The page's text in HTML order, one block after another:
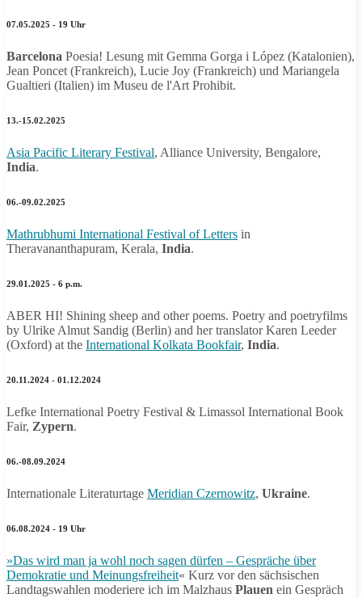
07.05.2025 - 19 Uhr
Barcelona Poesia! Lesung mit Gemma Gorga i López (Katalonien),
Jean Poncet (Frankreich), Lucie Joy (Frankreich) und Mariangela
Gualtieri (Italien) im Museu de l'Art Prohibit.
13.-15.02.2025
Asia Pacific Literary Festival, Alliance University, Bengalore,
India.
06.-09.02.2025
Mathrubhumi International Festival of Letters in
Theravananthapuram, Kerala, India.
29.01.2025 - 6 p.m.
ABER HI! Shining sheep and other poems. Poetry and poetryfilms
by Ulrike Almut Sandig (Berlin) and her translator Karen Leeder
(Oxford) at the International Kolkata Bookfair, India.
20.11.2024 - 01.12.2024
Lefke International Poetry Festival & Limassol International Book
Fair, Zypern.
06.-08.09.2024
Internationale Literaturtage Meridian Czernowitz, Ukraine.
06.08.2024 - 19 Uhr
»Das wird man ja wohl noch sagen dürfen – Gespräche über
Demokratie und Meinungsfreiheit« Kurz vor den sächsischen
Landtagswahlen moderiere ich im Malzhaus Plauen ein Gespräch